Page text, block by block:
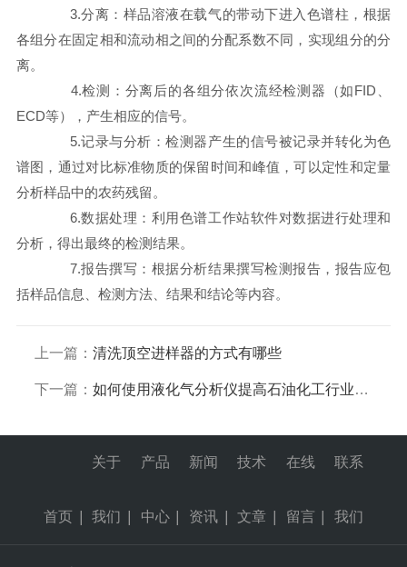
3.分离：样品溶液在载气的带动下进入色谱柱，根据
各组分在固定相和流动相之间的分配系数不同，实现组分的分
离。
4.检测：分离后的各组分依次流经检测器（如FID、
ECD等），产生相应的信号。
5.记录与分析：检测器产生的信号被记录并转化为色
谱图，通过对比标准物质的保留时间和峰值，可以定性和定量
分析样品中的农药残留。
6.数据处理：利用色谱工作站软件对数据进行处理和
分析，得出最终的检测结果。
7.报告撰写：根据分析结果撰写检测报告，报告应包
括样品信息、检测方法、结果和结论等内容。
上一篇： 清洗顶空进样器的方式有哪些
下一篇： 如何使用液化气分析仪提高石油化工行业的产品质量？
首页
关于
我们
产品
中心
新闻
资讯
技术
文章
在线
留言
联系
我们